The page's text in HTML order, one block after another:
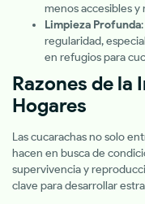
menos accesibles y
Limpieza Profunda
regularidad,
en refugios para
Razones de la
Hogares
Las cucarachas no solo
hacen en busca de
supervivencia y
clave para desarrollar